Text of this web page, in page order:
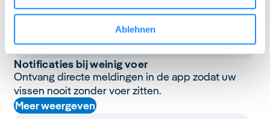
Ablehnen
Notificaties bij weinig voer
Ontvang directe meldingen in de app zodat uw
vissen nooit zonder voer zitten.
Meer weergeven